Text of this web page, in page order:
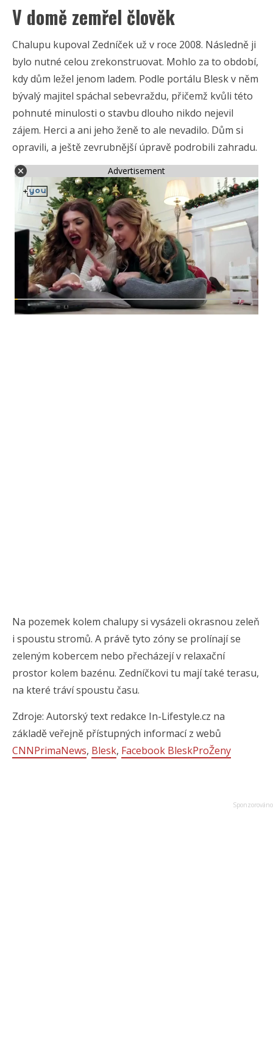
V domě zemřel člověk
Chalupu kupoval Zedníček už v roce 2008. Následně ji
bylo nutné celou zrekonstruovat. Mohlo za to období,
kdy dům ležel jenom ladem. Podle portálu Blesk v něm
bývalý majitel spáchal sebevraždu, přičemž kvůli této
pohnuté minulosti o stavbu dlouho nikdo nejevil
zájem. Herci a ani jeho ženě to ale nevadilo. Dům si
opravili, a ještě zevrubnější úpravě podrobili zahradu.
Advertisement
Na pozemek kolem chalupy si vysázeli okrasnou zeleň
i spoustu stromů. A právě tyto zóny se prolínají se
zeleným kobercem nebo přecházejí v relaxační
prostor kolem bazénu. Zedníčkovi tu mají také terasu,
na které tráví spoustu času.
Zdroje: Autorský text redakce In-Lifestyle.cz na
základě veřejně přístupných informací z webů
CNNPrimaNews, Blesk, Facebook BleskProŽeny